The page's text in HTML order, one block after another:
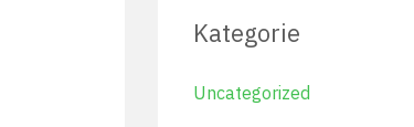
Kategorie
Uncategorized